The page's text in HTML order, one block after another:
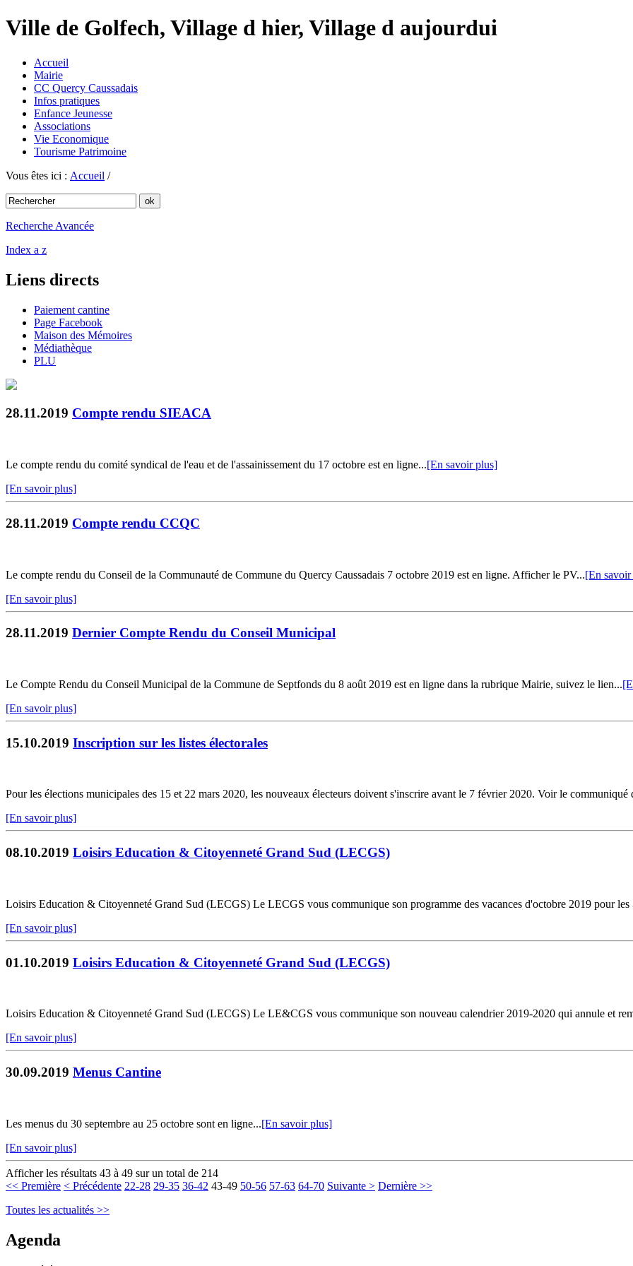
Ville de Golfech, Village d hier, Village d aujourdui
Accueil
Mairie
CC Quercy Caussadais
Infos pratiques
Enfance Jeunesse
Associations
Vie Economique
Tourisme Patrimoine
Vous êtes ici : Accueil /
Recherche Avancée
Index a z
Liens directs
Paiement cantine
Page Facebook
Maison des Mémoires
Médiathèque
PLU
28.11.2019 Compte rendu SIEACA
Le compte rendu du comité syndical de l'eau et de l'assainissement du 17 octobre est en ligne...[En savoir plus]
[En savoir plus]
28.11.2019 Compte rendu CCQC
Le compte rendu du Conseil de la Communauté de Commune du Quercy Caussadais 7 octobre 2019 est en ligne. Afficher le PV...[En
[En savoir plus]
28.11.2019 Dernier Compte Rendu du Conseil Municipal
Le Compte Rendu du Conseil Municipal de la Commune de Septfonds du 8 août 2019 est en ligne dans la rubrique Mairie, suivez le lien...
[En savoir plus]
15.10.2019 Inscription sur les listes électorales
Pour les élections municipales des 15 et 22 mars 2020, les nouveaux électeurs doivent s'inscrire avant le 7 février 2020. Voir le communiqué
[En savoir plus]
08.10.2019 Loisirs Education & Citoyenneté Grand Sud (LECGS)
Loisirs Education & Citoyenneté Grand Sud (LECGS) Le LECGS vous communique son programme des vacances d'octobre 2019 pour les
[En savoir plus]
01.10.2019 Loisirs Education & Citoyenneté Grand Sud (LECGS)
Loisirs Education & Citoyenneté Grand Sud (LECGS) Le LE&CGS vous communique son nouveau calendrier 2019-2020 qui annule et
[En savoir plus]
30.09.2019 Menus Cantine
Les menus du 30 septembre au 25 octobre sont en ligne...[En savoir plus]
[En savoir plus]
Afficher les résultats 43 à 49 sur un total de 214
<< Première < Précédente 22-28 29-35 36-42 43-49 50-56 57-63 64-70 Suivante > Dernière >>
Toutes les actualités >>
Agenda